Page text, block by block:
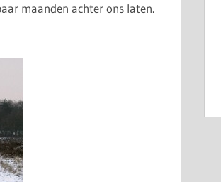
maanden achter ons laten.